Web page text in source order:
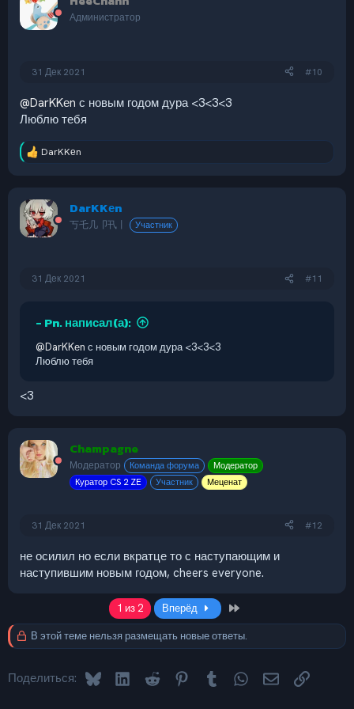
и
Администратор
31 Дек 2021 #10
@DarKKеn с новым годом дура <3<3<3
Люблю тебя
Р
ц
и
и
DarKKеn
DarKKеn
丂乇几卩卂丨 Участник
31 Дек 2021 #11
- Pn. написал(а):
@DarKKеn с новым годом дура <3<3<3
Люблю тебя
<3
Champagne
Модератор Команда форума
Модератор
Куратор CS 2 ZE
Участник Меценат
31 Дек 2021 #12
не осилил но если вкратце то с наступающим и
наступившим новым годом, cheers everyone.
1 из 2 Вперёд
В этой теме нельзя размещать новые ответы.
Поделиться: Bluesky LinkedInReddit PinterestTumblr WhatsApp
Электронная
Ссылка